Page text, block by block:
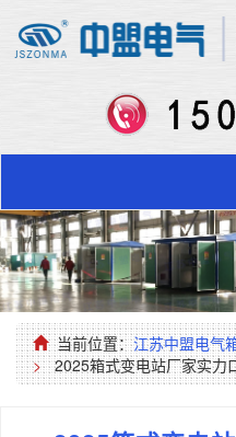
当前位置：江苏中盟电气
> 2025箱式变电站厂家实力